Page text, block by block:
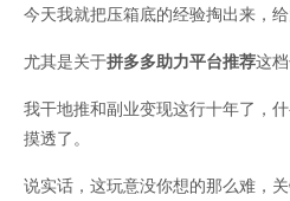
今天我就把压箱底的经验掏出来，给
尤其是关于拼多多助力平台推荐这
我干地推和副业变现这行十年了，
摸透了。
说实话，这玩意没你想的那么难，